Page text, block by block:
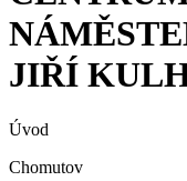
JIŘÍ
Úvod
Chomutov